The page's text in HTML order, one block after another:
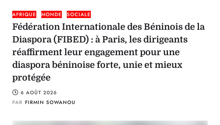
AFRIQUE MONDE SOCIALE
Fédération Internationale des Béninois de la
Diaspora (FIBED) : à Paris, les dirigeants
réaffirment leur engagement pour une
diaspora béninoise forte, unie et mieux
protégée
6 AOÛT 2026
PAR FIRMIN SOWANOU